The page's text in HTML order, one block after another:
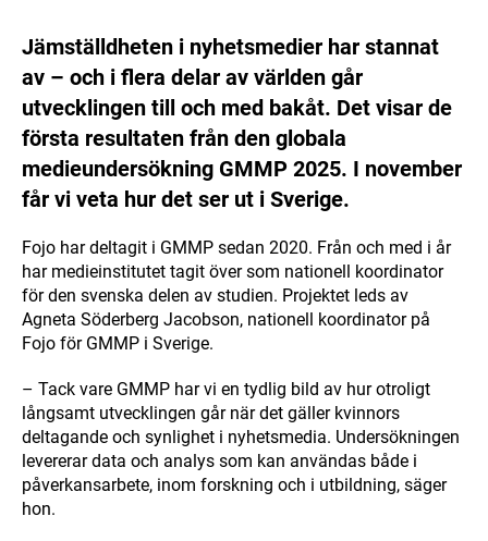
Jämställdheten i nyhetsmedier har stannat
av – och i flera delar av världen går
utvecklingen till och med bakåt. Det visar de
första resultaten från den globala
medieundersökning GMMP 2025. I november
får vi veta hur det ser ut i Sverige.
Fojo har deltagit i GMMP sedan 2020. Från och med i år
har medieinstitutet tagit över som nationell koordinator
för den svenska delen av studien. Projektet leds av
Agneta Söderberg Jacobson, nationell koordinator på
Fojo för GMMP i Sverige.
– Tack vare GMMP har vi en tydlig bild av hur otroligt
långsamt utvecklingen går när det gäller kvinnors
deltagande och synlighet i nyhetsmedia. Undersökningen
levererar data och analys som kan användas både i
påverkansarbete, inom forskning och i utbildning, säger
hon.